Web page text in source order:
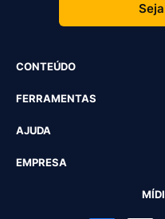
CONTEÚDO
FERRAMENTAS
AJUDA
EMPRESA